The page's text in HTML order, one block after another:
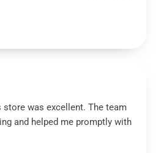
was excellent. The team
and helped me promptly with